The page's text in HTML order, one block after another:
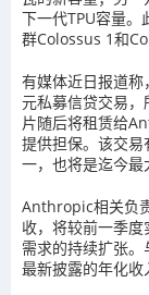
下一代TPU容量。
群Colossus 1和
有媒体近日报道
元私募信贷交易
片随后将租赁给
提供担保。该交
一，也将是迄今最
Anthropic相关负
收，将较前一季
需求的持续扩张
最新披露的年化收